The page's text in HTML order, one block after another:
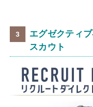
エグゼクティ
スカウト